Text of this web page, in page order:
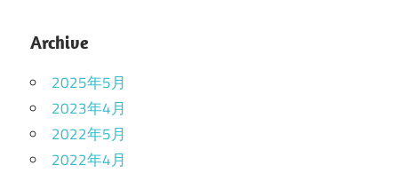
Archive
2025年5月
2023年4月
2022年5月
2022年4月